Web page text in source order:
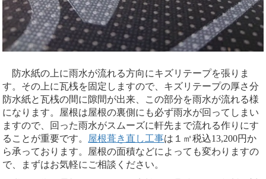
防水紙の上に雨水が流れる方向にキズリテープを張りま
す。その上に瓦桟を固定しますので、キズリテープの厚さ分
防水紙と瓦桟の間に隙間が出来、この部分を雨水が流れる様
になります。屋根は屋根の裏側にも必ず雨水が回ってしまい
ますので、回った雨水がスムーズに軒先まで流れる作りにす
ることが重要です。 屋根葺き直し工事は１㎡税込13,200円か
ら承っております。屋根の面積などによっても変わりますの
で、まずはお気軽にご相談ください。